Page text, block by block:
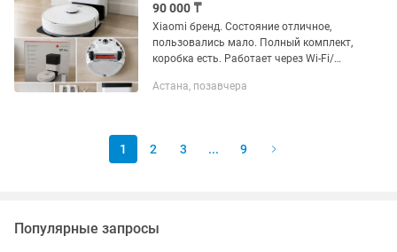
90 000 ₸
Xiaomi бренд. Состояние отличное,
пользовались мало. Полный комплект,
коробка есть. Работает через Wi-Fi/
маршрут. Также через Умный дом. На
Астана, позавчера
1 2 3 ... 9
Популярные запросы